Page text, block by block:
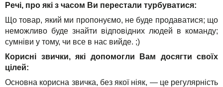
Речі, про які з часом Ви перестали турбуватися:
Що товар, який ми пропонуємо, не буде продаватися; що
неможливо буде знайти відповідних людей в команду;
сумніви у тому, чи все в нас вийде. ;)
Корисні звички, які допомогли Вам досягти своїх
цілей:
Основна корисна звичка, без якої ніяк, — це регулярність